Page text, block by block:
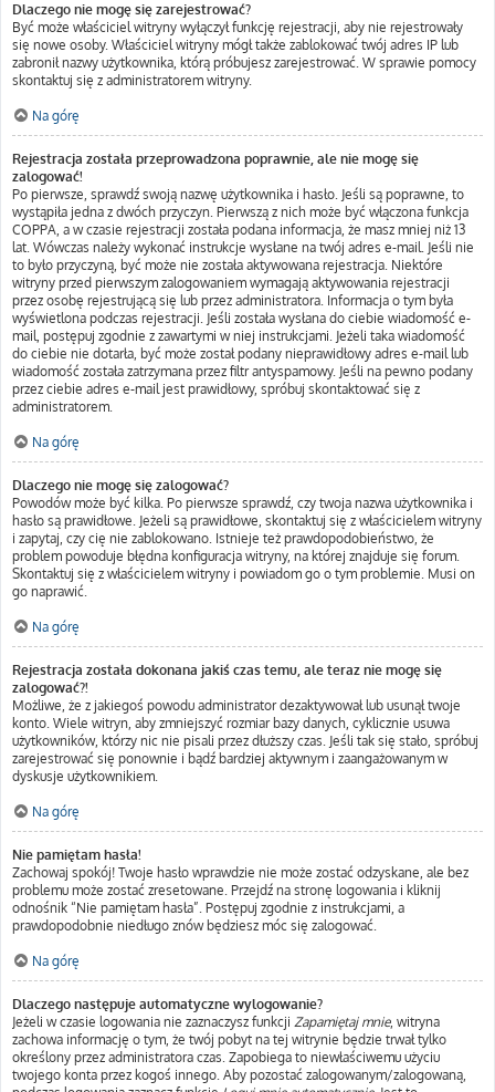
Dlaczego nie mogę się zarejestrować?
Być może właściciel witryny wyłączył funkcję rejestracji, aby nie rejestrowały
się nowe osoby. Właściciel witryny mógł także zablokować twój adres IP lub
zabronił nazwy użytkownika, którą próbujesz zarejestrować. W sprawie pomocy
skontaktuj się z administratorem witryny.
Na górę
Rejestracja została przeprowadzona poprawnie, ale nie mogę się
zalogować!
Po pierwsze, sprawdź swoją nazwę użytkownika i hasło. Jeśli są poprawne, to
wystąpiła jedna z dwóch przyczyn. Pierwszą z nich może być włączona funkcja
COPPA, a w czasie rejestracji została podana informacja, że masz mniej niż 13
lat. Wówczas należy wykonać instrukcje wysłane na twój adres e-mail. Jeśli nie
to było przyczyną, być może nie została aktywowana rejestracja. Niektóre
witryny przed pierwszym zalogowaniem wymagają aktywowania rejestracji
przez osobę rejestrującą się lub przez administratora. Informacja o tym była
wyświetlona podczas rejestracji. Jeśli została wysłana do ciebie wiadomość e-
mail, postępuj zgodnie z zawartymi w niej instrukcjami. Jeżeli taka wiadomość
do ciebie nie dotarła, być może został podany nieprawidłowy adres e-mail lub
wiadomość została zatrzymana przez filtr antyspamowy. Jeśli na pewno podany
przez ciebie adres e-mail jest prawidłowy, spróbuj skontaktować się z
administratorem.
Na górę
Dlaczego nie mogę się zalogować?
Powodów może być kilka. Po pierwsze sprawdź, czy twoja nazwa użytkownika i
hasło są prawidłowe. Jeżeli są prawidłowe, skontaktuj się z właścicielem witryny
i zapytaj, czy cię nie zablokowano. Istnieje też prawdopodobieństwo, że
problem powoduje błędna konfiguracja witryny, na której znajduje się forum.
Skontaktuj się z właścicielem witryny i powiadom go o tym problemie. Musi on
go naprawić.
Na górę
Rejestracja została dokonana jakiś czas temu, ale teraz nie mogę się
zalogować?!
Możliwe, że z jakiegoś powodu administrator dezaktywował lub usunął twoje
konto. Wiele witryn, aby zmniejszyć rozmiar bazy danych, cyklicznie usuwa
użytkowników, którzy nic nie pisali przez dłuższy czas. Jeśli tak się stało, spróbuj
zarejestrować się ponownie i bądź bardziej aktywnym i zaangażowanym w
dyskusje użytkownikiem.
Na górę
Nie pamiętam hasła!
Zachowaj spokój! Twoje hasło wprawdzie nie może zostać odzyskane, ale bez
problemu może zostać zresetowane. Przejdź na stronę logowania i kliknij
odnośnik “Nie pamiętam hasła”. Postępuj zgodnie z instrukcjami, a
prawdopodobnie niedługo znów będziesz móc się zalogować.
Na górę
Dlaczego następuje automatyczne wylogowanie?
Jeżeli w czasie logowania nie zaznaczysz funkcji Zapamiętaj mnie, witryna
zachowa informację o tym, że twój pobyt na tej witrynie będzie trwał tylko
określony przez administratora czas. Zapobiega to niewłaściwemu użyciu
twojego konta przez kogoś innego. Aby pozostać zalogowanym/zalogowaną,